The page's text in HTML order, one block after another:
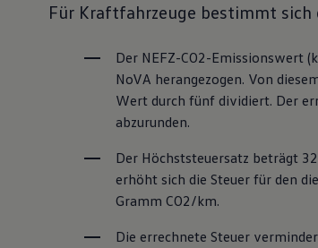
Für Kraftfahrzeuge bestimmt sich
Der NEFZ-CO2-Emissionswert
NoVA herangezogen. Von
Wert durch fünf dividiert. Der
abzurunden.
Der Höchststeuersatz beträgt
erhöht sich die Steuer für den
Gramm CO2/km.
Die errechnete Steuer